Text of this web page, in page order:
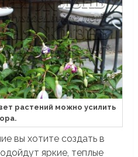
растений можно усилить
вы хотите создать в
яркие, теплые